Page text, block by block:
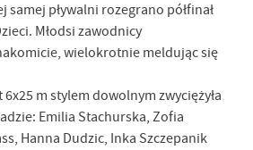
samej pływalni rozegrano półfinał
Młodsi zawodnicy
wielokrotnie meldując się
m stylem dowolnym zwyciężyła
Emilia Stachurska, Zofia
Hanna Dudzic, Inka Szczepanik